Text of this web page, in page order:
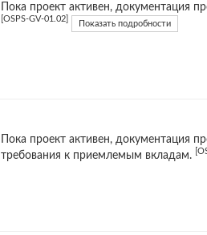
Пока проект активен, документация
[OSPS-GV-01.02] Показать подробности
Пока проект активен, документация
требования к приемлемым вкладам.